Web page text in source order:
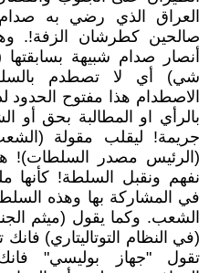
العراق الذي رضي به
صالحين كطرشان الزفة!.
أنصار صدام شبيهة
شي) أي لا تصطدم
الاصطدام هذا مفتوح الحدود
بالرأي او المطالبة بحق أو
جريمة! ليقلب مقولة
(الرئيس مصدر السلطات)!
نفهم ونقبل السلطة!
في المشاركة بها وهذه
الشعب. وكما يقول (ميثم
(في النظام التوتاليتاري) فانك